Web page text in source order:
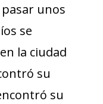
unos
se
la ciudad
su
su